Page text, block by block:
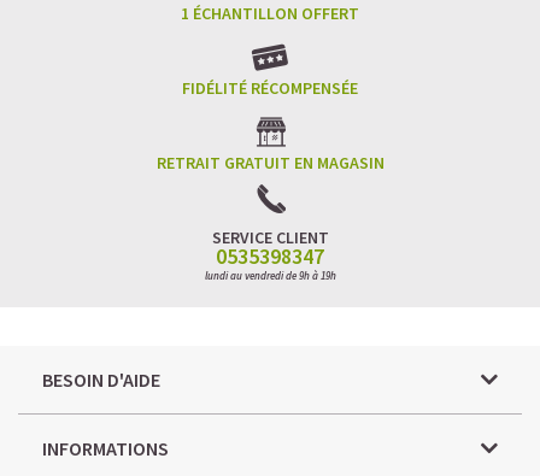
1 ÉCHANTILLON OFFERT
FIDÉLITÉ RÉCOMPENSÉE
RETRAIT GRATUIT EN MAGASIN
SERVICE CLIENT
0535398347
lundi au vendredi de 9h à 19h
BESOIN D'AIDE
INFORMATIONS